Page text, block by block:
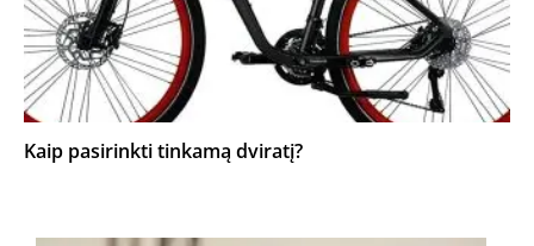
Kaip pasirinkti tinkamą dviratį?